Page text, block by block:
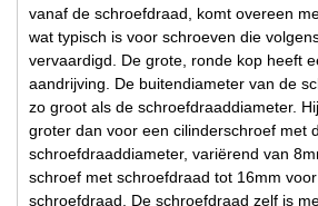
vanaf de schroefdraad, komt overeen
wat typisch is voor schroeven die
vervaardigd. De grote, ronde kop heeft
aandrijving. De buitendiameter van de
zo groot als de schroefdraaddiameter.
groter dan voor een cilinderschroef met
schroefdraaddiameter, variërend van
schroef met schroefdraad tot 16mm
schroefdraad. De schroefdraad zelf is